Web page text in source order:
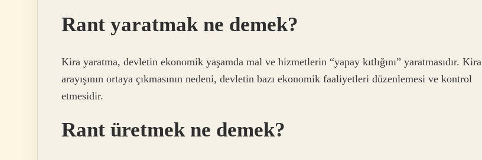
Rant yaratmak ne demek?
Kira yaratma, devletin ekonomik yaşamda mal ve hizmetlerin “yapay kıtlığını” yaratmasıdır. Kira
arayışının ortaya çıkmasının nedeni, devletin bazı ekonomik faaliyetleri düzenlemesi ve kontrol
etmesidir.
Rant üretmek ne demek?